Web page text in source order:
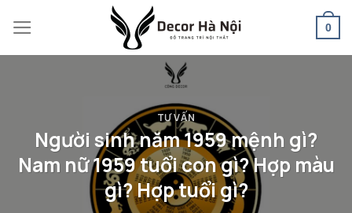
to
content
0
TƯ VẤN
Người sinh năm 1959 mệnh gì?
Nam nữ 1959 tuổi con gì? Hợp màu
gì? Hợp tuổi gì?